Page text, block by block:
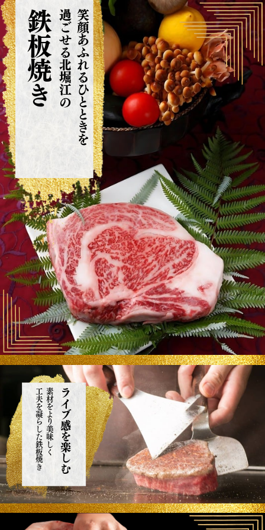
鉄板焼き 笑顔あふれるひとときを
過ごせる北堀江の
素材をより美味しく
工夫を凝らした鉄板焼き ライブ感を楽しむ